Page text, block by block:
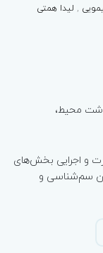
, لیدا همتی
محیط،
و اجرایی بخش‌های
سم‌شناسی و